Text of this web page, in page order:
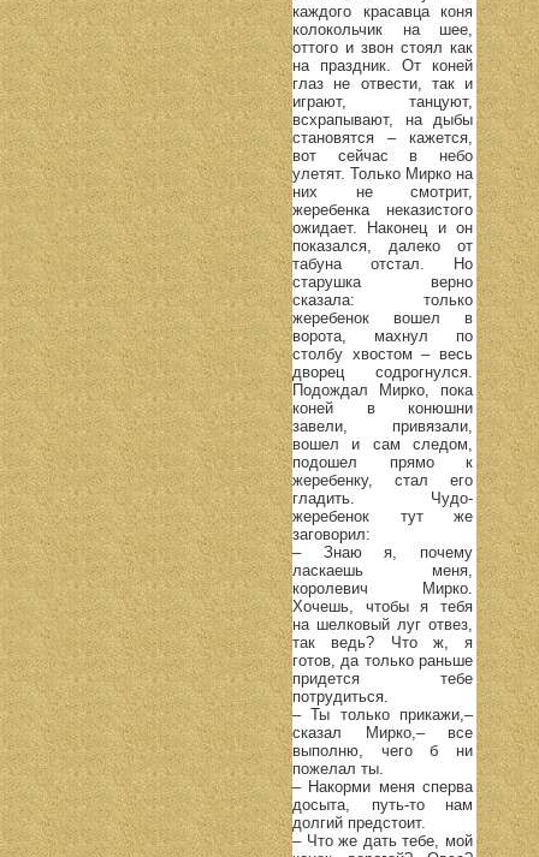
каждого красавца коня
колокольчик на шее,
оттого и звон стоял как
на праздник. От коней
глаз не отвести, так и
играют, танцуют,
всхрапывают, на дыбы
становятся – кажется,
вот сейчас в небо
улетят. Только Мирко на
них не смотрит,
жеребенка неказистого
ожидает. Наконец и он
показался, далеко от
табуна отстал. Но
старушка верно
сказала: только
жеребенок вошел в
ворота, махнул по
столбу хвостом – весь
дворец содрогнулся.
Подождал Мирко, пока
коней в конюшни
завели, привязали,
вошел и сам следом,
подошел прямо к
жеребенку, стал его
гладить. Чудо-
жеребенок тут же
заговорил:
– Знаю я, почему
ласкаешь меня,
королевич Мирко.
Хочешь, чтобы я тебя
на шелковый луг отвез,
так ведь? Что ж, я
готов, да только раньше
придется тебе
потрудиться.
– Ты только прикажи,–
сказал Мирко,– все
выполню, чего б ни
пожелал ты.
– Накорми меня сперва
досыта, путь-то нам
долгий предстоит.
– Что же дать тебе, мой